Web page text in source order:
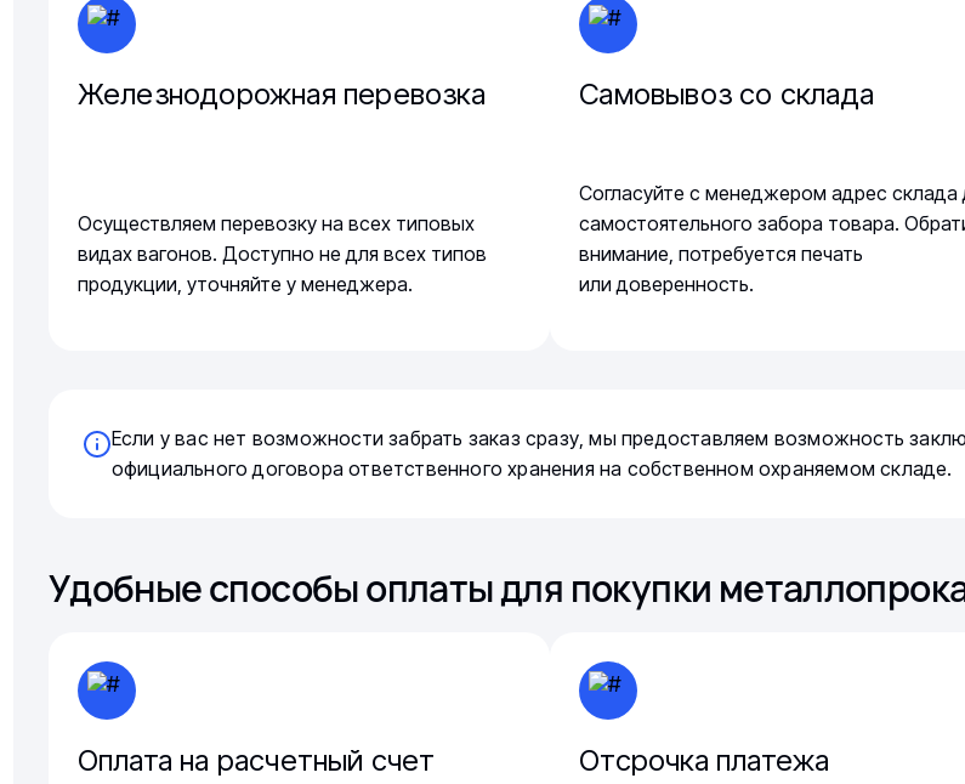
Железнодорожная перевозка
Осуществляем перевозку на всех типовых
видах вагонов. Доступно не для всех типов
продукции, уточняйте у менеджера.
Самовывоз со склада
Согласуйте с менеджером адрес склада
самостоятельного забора товара.
внимание, потребуется печать
или доверенность.
Если у вас нет возможности забрать заказ сразу, мы предоставляем возможность
официального договора ответственного хранения на собственном охраняемом складе.
Удобные способы оплаты для покупки
Оплата на расчетный счет Отсрочка платежа